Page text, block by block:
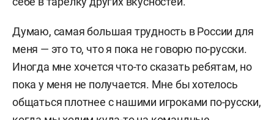
Думаю, самая большая трудность в России для
меня — это то, что я пока не говорю по-русски.
Иногда мне хочется что-то сказать ребятам, но
пока у меня не получается. Мне бы хотелось
общаться плотнее с нашими игроками по-русски,